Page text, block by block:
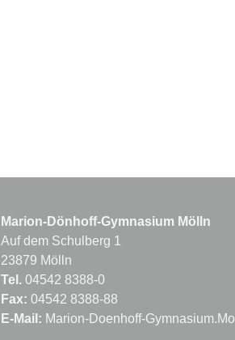
Marion-Dönhoff-Gymnasium Mölln
Auf dem Schulberg 1
23879 Mölln
Tel. 04542 8388-0
Fax: 04542 8388-88
E-Mail: Marion-Doenhoff-